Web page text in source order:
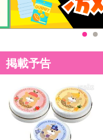
掲載予告